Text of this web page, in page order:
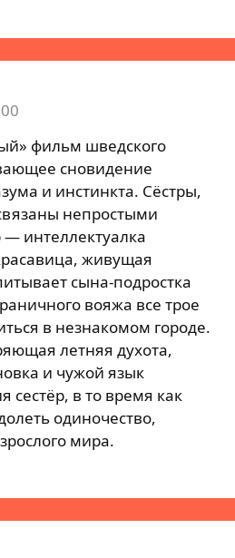
фильм шведского
сновидение
и инстинкта. Сёстры,
непростыми
интеллектуалка
живущая
сына-подростка
вояжа все трое
в незнакомом городе.
летняя духота,
и чужой язык
сестёр, в то время как
одиночество,
мира.